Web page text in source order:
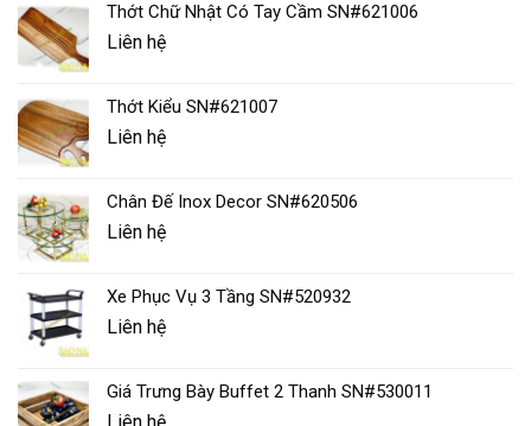
Thớt Chữ Nhật Có Tay Cầm SN#621006
Liên hệ
Thớt Kiểu SN#621007
Liên hệ
Chân Đế Inox Decor SN#620506
Liên hệ
Xe Phục Vụ 3 Tầng SN#520932
Liên hệ
Giá Trưng Bày Buffet 2 Thanh SN#530011